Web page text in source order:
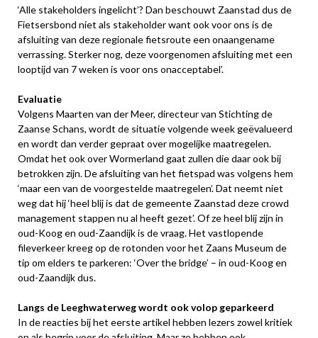
‘Alle stakeholders ingelicht’? Dan beschouwt Zaanstad dus de
Fietsersbond niet als stakeholder want ook voor ons is de
afsluiting van deze regionale fietsroute een onaangename
verrassing. Sterker nog, deze voorgenomen afsluiting met een
looptijd van 7 weken is voor ons onacceptabel’.
Evaluatie
Volgens Maarten van der Meer, directeur van Stichting de
Zaanse Schans, wordt de situatie volgende week geëvalueerd
en wordt dan verder gepraat over mogelijke maatregelen.
Omdat het ook over Wormerland gaat zullen die daar ook bij
betrokken zijn. De afsluiting van het fietspad was volgens hem
‘maar een van de voorgestelde maatregelen’. Dat neemt niet
weg dat hij ‘heel blij is dat de gemeente Zaanstad deze crowd
management stappen nu al heeft gezet’. Of ze heel blij zijn in
oud-Koog en oud-Zaandijk is de vraag. Het vastlopende
fileverkeer kreeg op de rotonden voor het Zaans Museum de
tip om elders te parkeren: ‘Over the bridge’ – in oud-Koog en
oud-Zaandijk dus.
Langs de Leeghwaterweg wordt ook volop geparkeerd
In de reacties bij het eerste artikel hebben lezers zowel kritiek